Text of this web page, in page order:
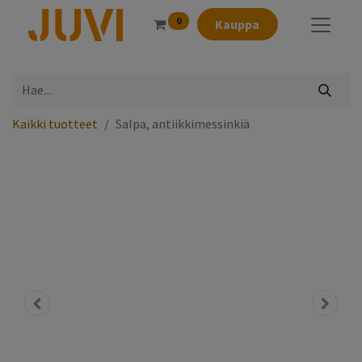
0 Kauppa
Kaikki tuotteet Salpa, antiikkimessinkiä